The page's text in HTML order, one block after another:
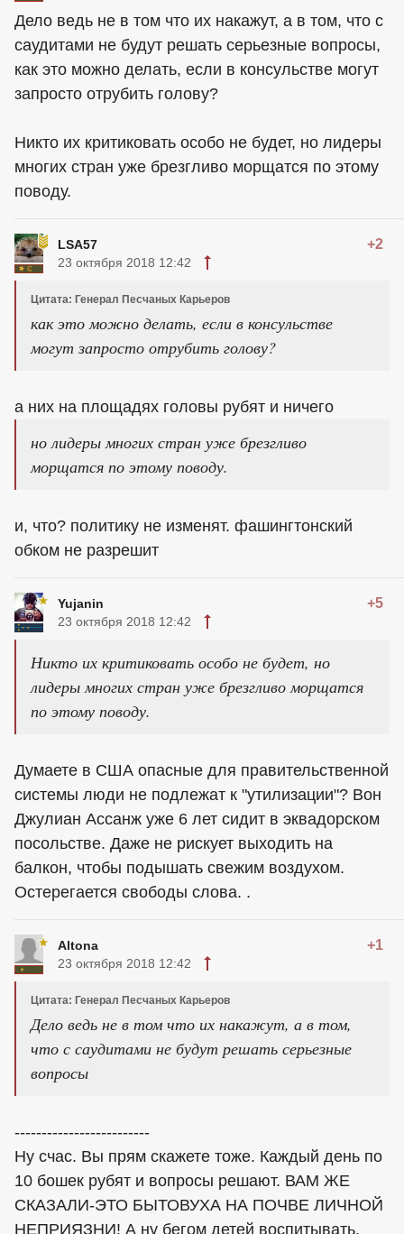
Дело ведь не в том что их накажут, а в том, что с
саудитами не будут решать серьезные вопросы,
как это можно делать, если в консульстве могут
запросто отрубить голову?
Никто их критиковать особо не будет, но лидеры
многих стран уже брезгливо морщатся по этому
поводу.
LSA57 +2
23 октября 2018 12:42
Цитата: Генерал Песчаных Карьеров
как это можно делать, если в консульстве
могут запросто отрубить голову?
а них на площадях головы рубят и ничего
но лидеры многих стран уже брезгливо
морщатся по этому поводу.
и, что? политику не изменят. фашингтонский
обком не разрешит
Yujanin +5
23 октября 2018 12:42
Никто их критиковать особо не будет, но
лидеры многих стран уже брезгливо морщатся
по этому поводу.
Думаете в США опасные для правительственной
системы люди не подлежат к "утилизации"? Вон
Джулиан Ассанж уже 6 лет сидит в эквадорском
посольстве. Даже не рискует выходить на
балкон, чтобы подышать свежим воздухом.
Остерегается свободы слова. .
Altona +1
23 октября 2018 12:42
Цитата: Генерал Песчаных Карьеров
Дело ведь не в том что их накажут, а в том,
что с саудитами не будут решать серьезные
вопросы
-------------------------
Ну счас. Вы прям скажете тоже. Каждый день по
10 бошек рубят и вопросы решают. ВАМ ЖЕ
СКАЗАЛИ-ЭТО БЫТОВУХА НА ПОЧВЕ ЛИЧНОЙ
НЕПРИЯЗНИ! А ну бегом детей воспитывать,